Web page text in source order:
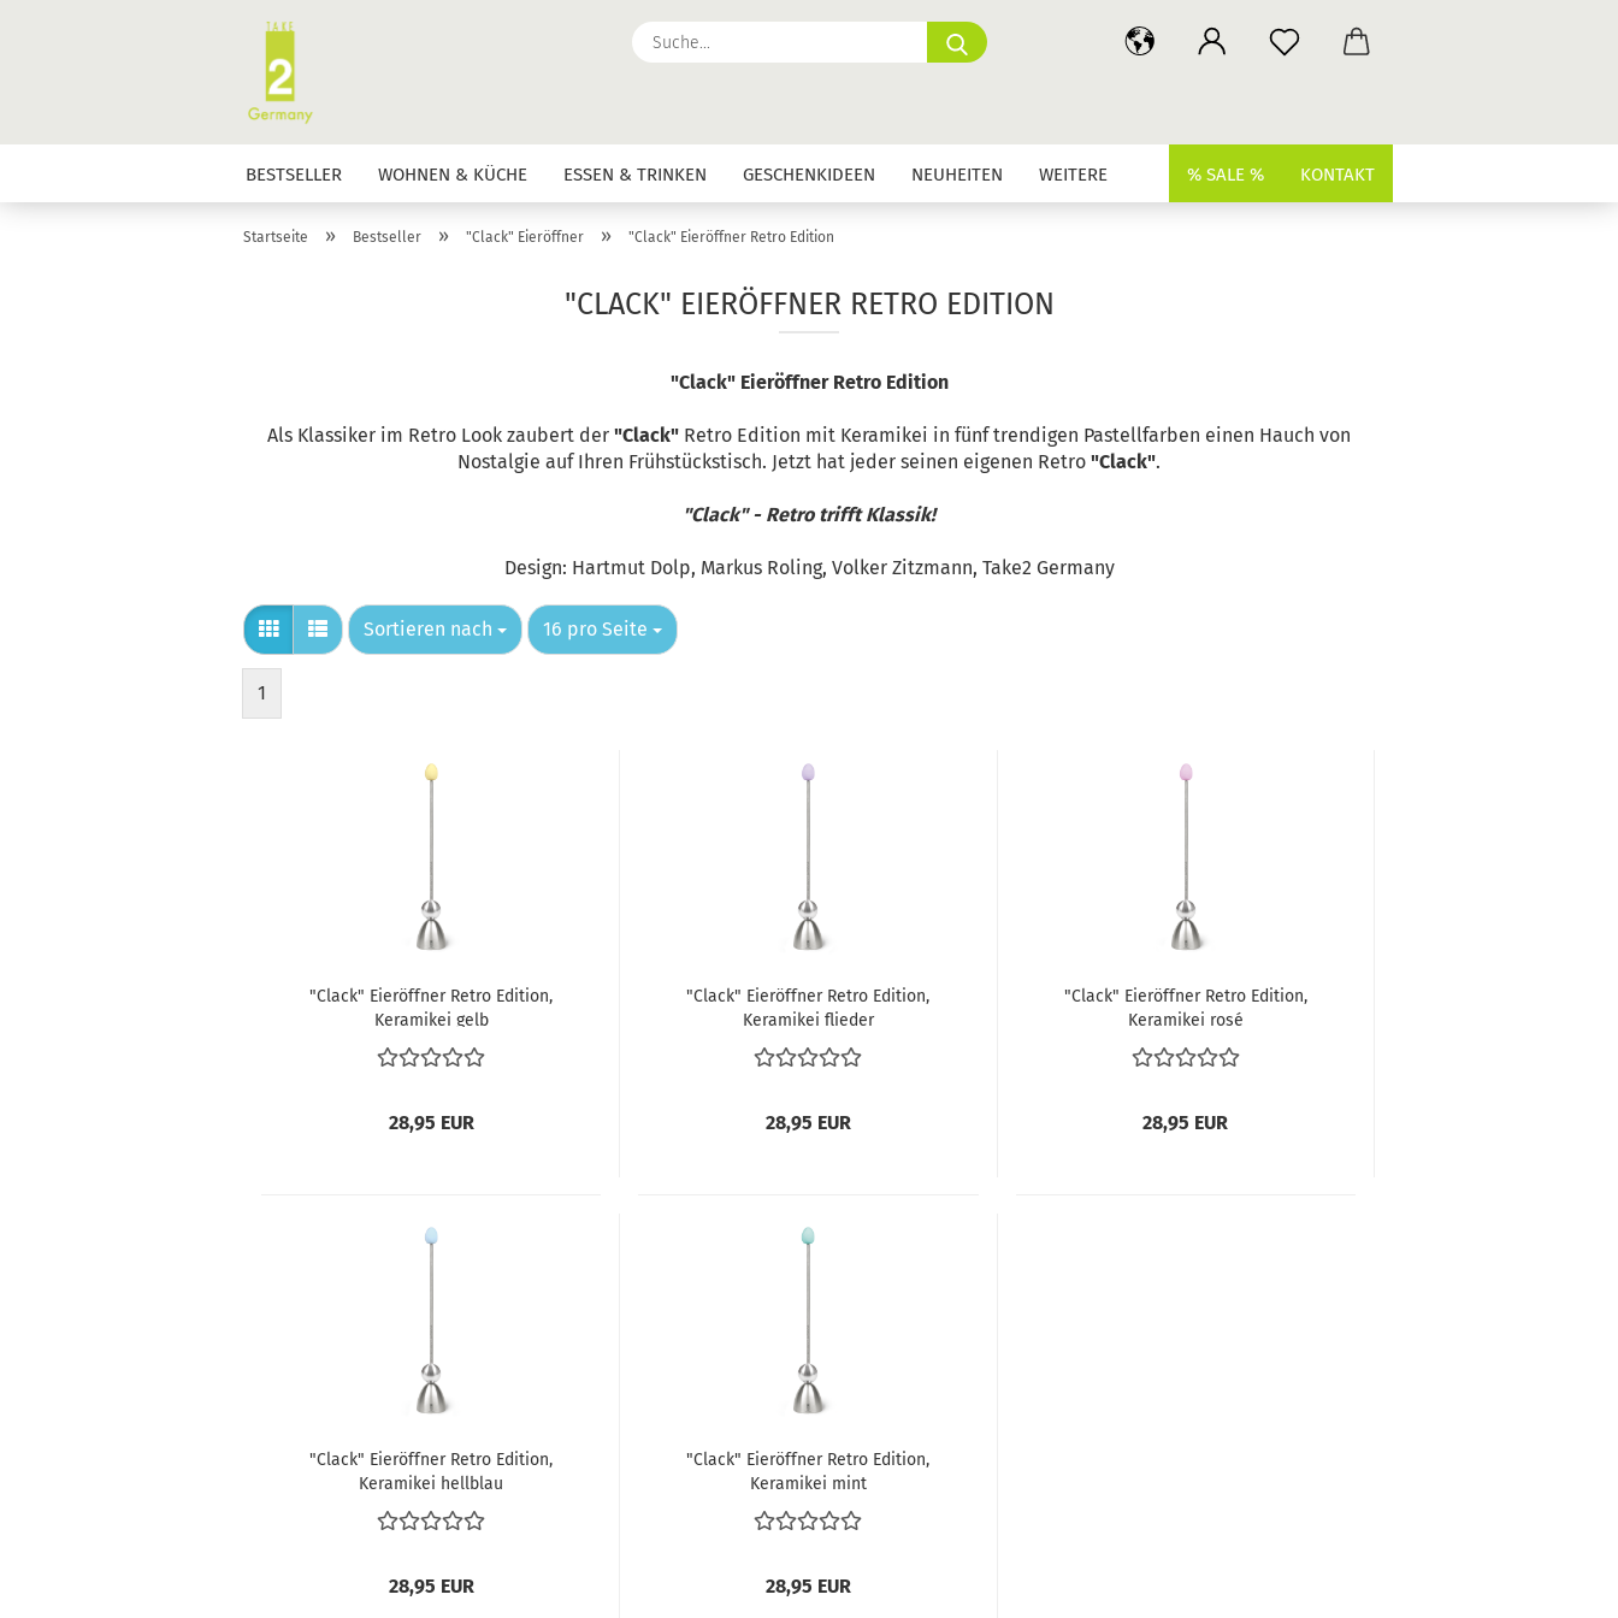
Suche...
BESTSELLER WOHNEN & KÜCHE ESSEN & TRINKEN GESCHENKIDEEN NEUHEITEN % SALE % KONTAKT
WEITERE
Startseite » Bestseller » "Clack" Eieröffner » "Clack" Eieröffner Retro Edition
"CLACK" EIERÖFFNER RETRO EDITION
"Clack" Eieröffner Retro Edition
Als Klassiker im Retro Look zaubert der "Clack" Retro Edition mit Keramikei in fünf trendigen Pastellfarben einen Hauch von
Nostalgie auf Ihren Frühstückstisch. Jetzt hat jeder seinen eigenen Retro "Clack".
"Clack" - Retro trifft Klassik!
Design: Hartmut Dolp, Markus Roling, Volker Zitzmann, Take2 Germany
Sortieren nach
Sortieren nach 16 pro Seite
pro Seite
1
"Clack" Eieröffner Retro Edition,
Keramikei gelb
28,95 EUR
"Clack" Eieröffner Retro Edition,
Keramikei flieder
28,95 EUR
"Clack" Eieröffner Retro Edition,
Keramikei rosé
28,95 EUR
"Clack" Eieröffner Retro Edition,
Keramikei hellblau
28,95 EUR
"Clack" Eieröffner Retro Edition,
Keramikei mint
28,95 EUR